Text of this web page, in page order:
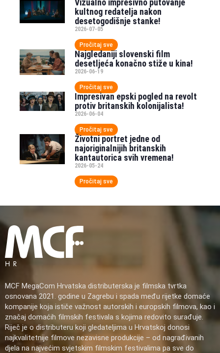
Vizualno impresivno putovanje
kultnog redatelja nakon
desetogodišnje stanke!
2026-07-05
Pročitaj sve
Najgledaniji slovenski film
desetljeća konačno stiže u kina!
2026-06-19
Pročitaj sve
Impresivan epski pogled na revolt
protiv britanskih kolonijalista!
2026-06-04
Pročitaj sve
Životni portret jedne od
najoriginalnijih britanskih
kantautorica svih vremena!
2026-05-24
Pročitaj sve
MCF MegaCom Hrvatska distributerska je filmska tvrtka
osnovana 2021. godine u Zagrebu i spada među rijetke domaće
kompanije koja ističe važnost autorskih i europskih filmova, kao i
značaj domaćih filmskih festivala s kojima redovito surađuje.
Riječ je o distributeru koji gledateljima u Hrvatskoj donosi
najkvalitetnije filmove nezavisne produkcije – od nagrađivanih
djela na najvećim svjetskim filmskim festivalima pa sve do